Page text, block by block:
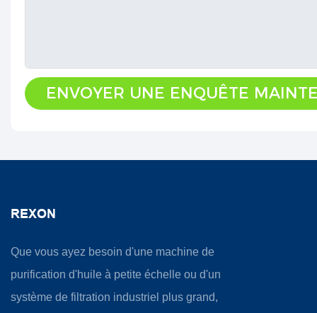
ENVOYER UNE ENQUÊTE
REXON
Que vous ayez besoin d'une machine de
purification d'huile à petite échelle ou d'un
système de filtration industriel plus grand,